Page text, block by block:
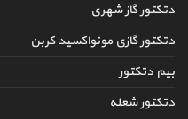
دتکتور گاز شهری
دتکتور گازی مونواکسید کربن
بیم دتکتور
دتکتور شعله